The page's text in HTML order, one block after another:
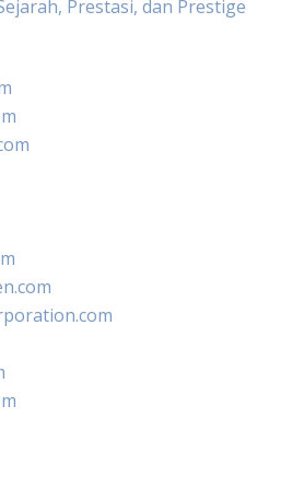
Prestasi, dan Prestige